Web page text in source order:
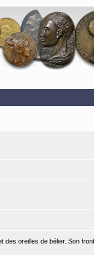
oreilles de bélier. Son